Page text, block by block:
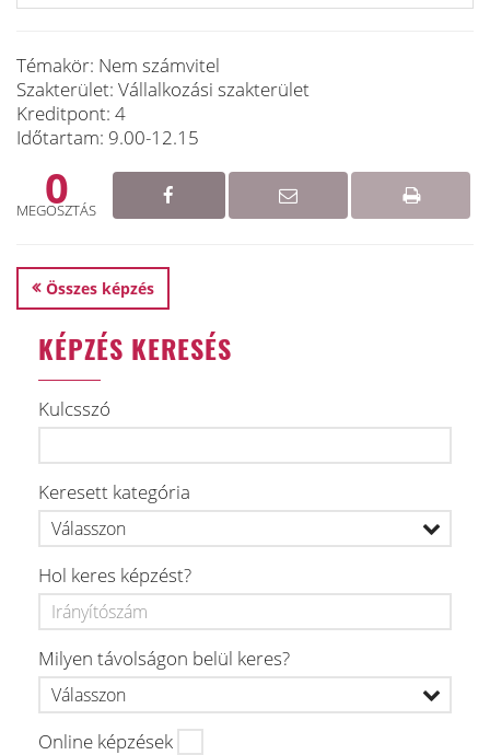
Témakör: Nem számvitel
Szakterület: Vállalkozási szakterület
Kreditpont: 4
Időtartam: 9.00-12.15
0
MEGOSZTÁS
Összes képzés
KÉPZÉS KERESÉS
Kulcsszó
Keresett kategória
Hol keres képzést?
Milyen távolságon belül keres?
Online képzések